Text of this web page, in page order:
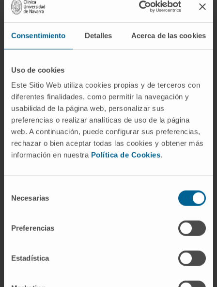
Consentimiento Detalles Acerca de las cookies
Uso de cookies
Este Sitio Web utiliza cookies propias y de terceros con
diferentes finalidades, como permitir la navegación y
usabilidad de la página web, personalizar sus
preferencias o realizar analíticas de uso de la página
web. A continuación, puede configurar sus preferencias,
rechazar o bien aceptar todas las cookies y obtener más
información en nuestra Política de Cookies.
Necesarias
Preferencias
Estadística
Calendrier
Médicaments
Lire plus sur cet essai clinique
Souhaitez-vous participer à cet